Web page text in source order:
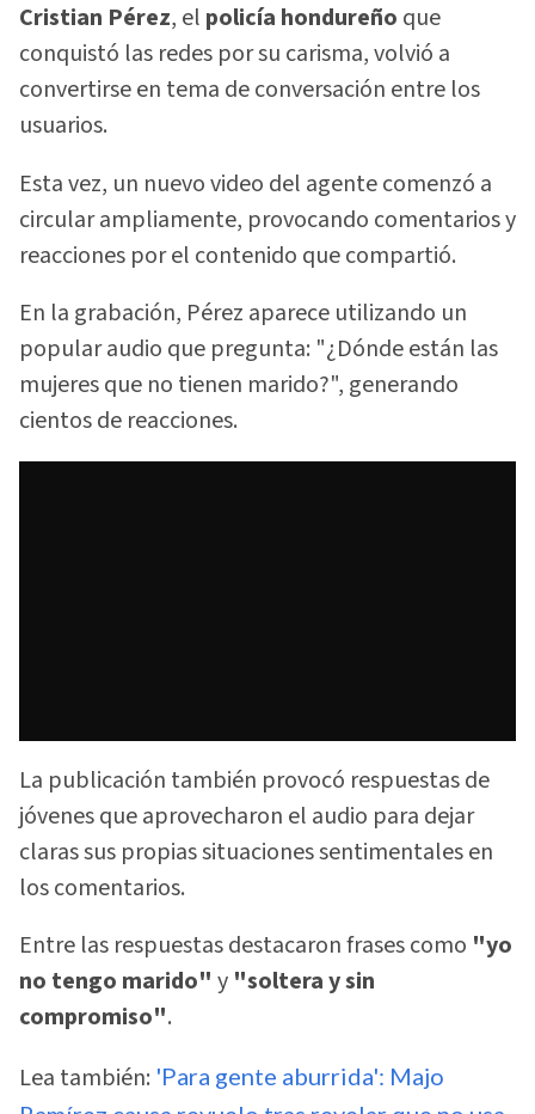
Cristian Pérez, el policía hondureño que
conquistó las redes por su carisma, volvió a
convertirse en tema de conversación entre los
usuarios.
Esta vez, un nuevo video del agente comenzó a
circular ampliamente, provocando comentarios y
reacciones por el contenido que compartió.
En la grabación, Pérez aparece utilizando un
popular audio que pregunta: "¿Dónde están las
mujeres que no tienen marido?", generando
cientos de reacciones.
La publicación también provocó respuestas de
jóvenes que aprovecharon el audio para dejar
claras sus propias situaciones sentimentales en
los comentarios.
Entre las respuestas destacaron frases como "yo
no tengo marido" y "soltera y sin
compromiso".
Lea también: 'Para gente aburrida': Majo